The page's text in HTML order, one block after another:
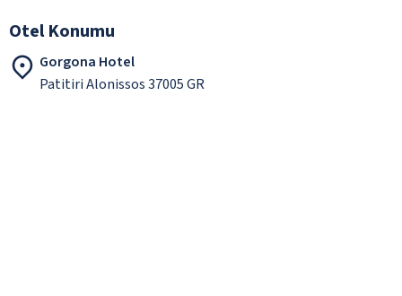
Otel Konumu
Gorgona Hotel
Patitiri Alonissos 37005 GR